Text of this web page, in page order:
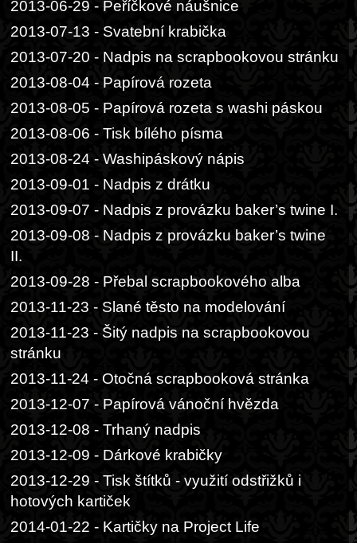
2013-06-29 - Peříčkové náušnice
2013-07-13 - Svatební krabička
2013-07-20 - Nadpis na scrapbookovou stránku
2013-08-04 - Papírová rozeta
2013-08-05 - Papírová rozeta s washi páskou
2013-08-06 - Tisk bílého písma
2013-08-24 - Washipáskový nápis
2013-09-01 - Nadpis z drátku
2013-09-07 - Nadpis z provázku baker’s twine I.
2013-09-08 - Nadpis z provázku baker’s twine
II.
2013-09-28 - Přebal scrapbookového alba
2013-11-23 - Slané těsto na modelování
2013-11-23 - Šitý nadpis na scrapbookovou
stránku
2013-11-24 - Otočná scrapbooková stránka
2013-12-07 - Papírová vánoční hvězda
2013-12-08 - Trhaný nadpis
2013-12-09 - Dárkové krabičky
2013-12-29 - Tisk štítků - využití odstřižků i
hotových kartiček
2014-01-22 - Kartičky na Project Life